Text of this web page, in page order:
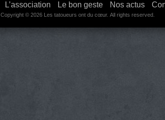
L’association Le bon geste Nos actus
Copyright © 2026 Les tatoueurs ont du cœur. All rights reserved.